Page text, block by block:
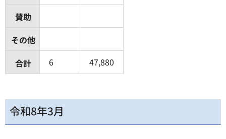
賛助
その他
合計
6 47,880
令和8年3月